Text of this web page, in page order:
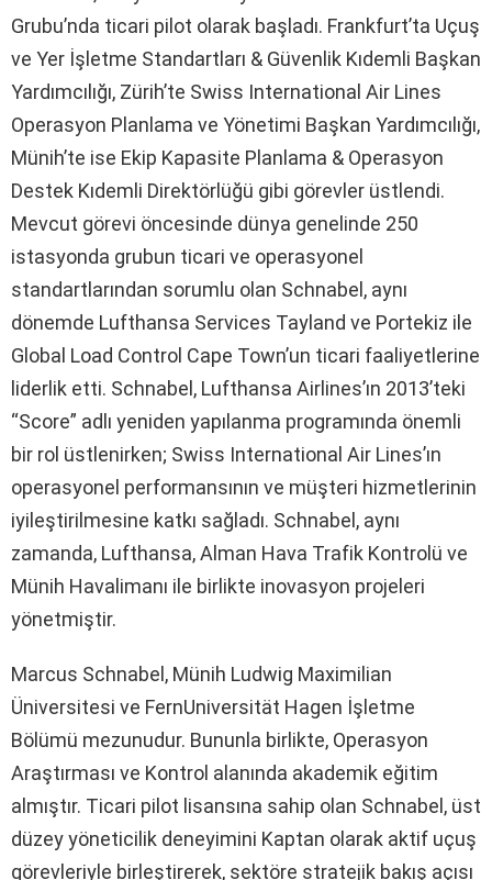
Grubu’nda ticari pilot olarak başladı. Frankfurt’ta Uçuş
ve Yer İşletme Standartları & Güvenlik Kıdemli Başkan
Yardımcılığı, Zürih’te Swiss International Air Lines
Operasyon Planlama ve Yönetimi Başkan Yardımcılığı,
Münih’te ise Ekip Kapasite Planlama & Operasyon
Destek Kıdemli Direktörlüğü gibi görevler üstlendi.
Mevcut görevi öncesinde dünya genelinde 250
istasyonda grubun ticari ve operasyonel
standartlarından sorumlu olan Schnabel, aynı
dönemde Lufthansa Services Tayland ve Portekiz ile
Global Load Control Cape Town’un ticari faaliyetlerine
liderlik etti. Schnabel, Lufthansa Airlines’ın 2013’teki
“Score” adlı yeniden yapılanma programında önemli
bir rol üstlenirken; Swiss International Air Lines’ın
operasyonel performansının ve müşteri hizmetlerinin
iyileştirilmesine katkı sağladı. Schnabel, aynı
zamanda, Lufthansa, Alman Hava Trafik Kontrolü ve
Münih Havalimanı ile birlikte inovasyon projeleri
yönetmiştir.
Marcus Schnabel, Münih Ludwig Maximilian
Üniversitesi ve FernUniversität Hagen İşletme
Bölümü mezunudur. Bununla birlikte, Operasyon
Araştırması ve Kontrol alanında akademik eğitim
almıştır. Ticari pilot lisansına sahip olan Schnabel, üst
düzey yöneticilik deneyimini Kaptan olarak aktif uçuş
görevleriyle birleştirerek, sektöre stratejik bakış açısı